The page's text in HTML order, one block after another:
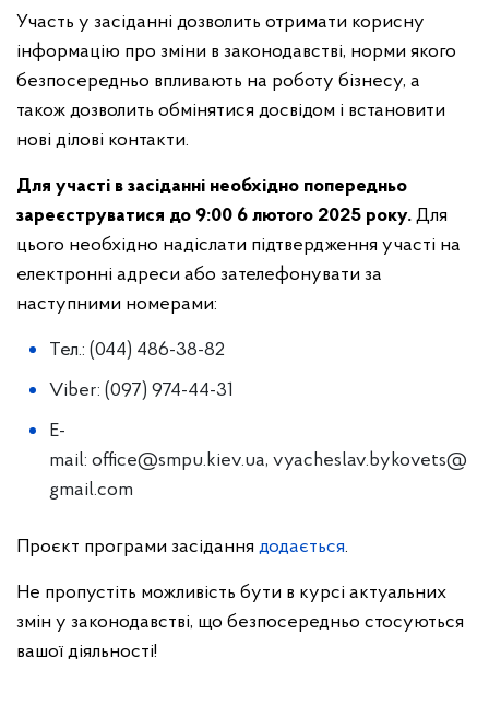
Участь у засіданні дозволить отримати корисну
інформацію про зміни в законодавстві, норми якого
безпосередньо впливають на роботу бізнесу, а
також дозволить обмінятися досвідом і встановити
нові ділові контакти.
Для участі в засіданні необхідно попередньо
зареєструватися до 9:00 6 лютого 2025 року. Для
цього необхідно надіслати підтвердження участі на
електронні адреси або зателефонувати за
наступними номерами:
Тел.: (044) 486-38-82
Viber: (097) 974-44-31
E-
mail: office@smpu.kiev.ua, vyacheslav.bykovets@
gmail.com
Проєкт програми засідання додається.
Не пропустіть можливість бути в курсі актуальних
змін у законодавстві, що безпосередньо стосуються
вашої діяльності!